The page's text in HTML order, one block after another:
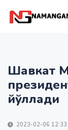
Шавкат
йўллади
2023-02-06 12:33